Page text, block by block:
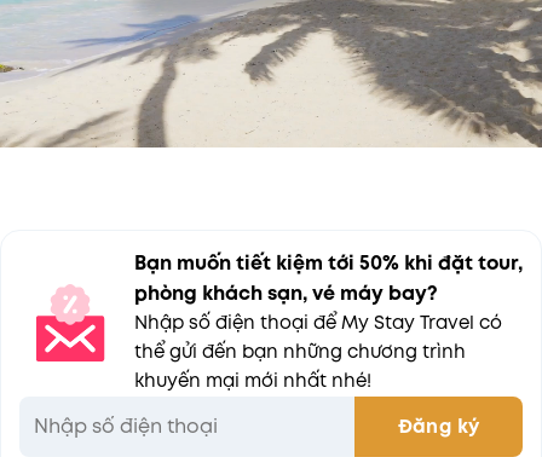
Bạn muốn tiết kiệm tới 50% khi đặt tour,
phòng khách sạn, vé máy bay?
Nhập số điện thoại để My Stay Travel có
thể gửi đến bạn những chương trình
khuyến mại mới nhất nhé!